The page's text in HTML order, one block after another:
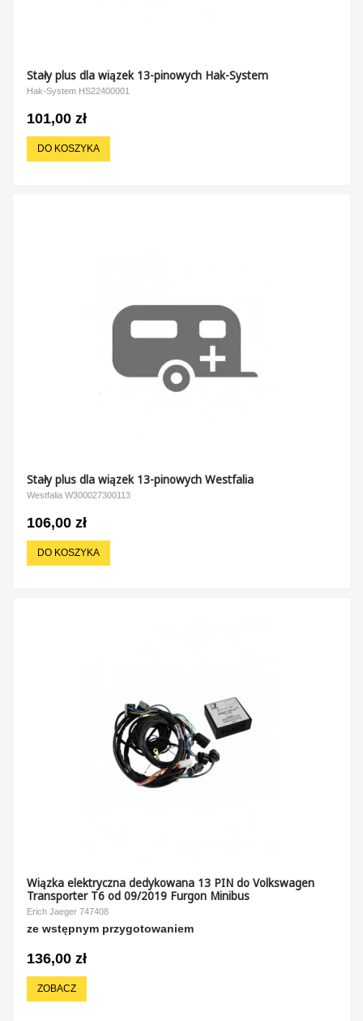
Stały plus dla wiązek 13-pinowych Hak-System
Hak-System HS22400001
101,00 zł
DO KOSZYKA
Stały plus dla wiązek 13-pinowych Westfalia
Westfalia W300027300113
106,00 zł
DO KOSZYKA
Wiązka elektryczna dedykowana 13 PIN do Volkswagen
Transporter T6 od 09/2019 Furgon Minibus
Erich Jaeger 747408
ze wstępnym przygotowaniem
136,00 zł
ZOBACZ